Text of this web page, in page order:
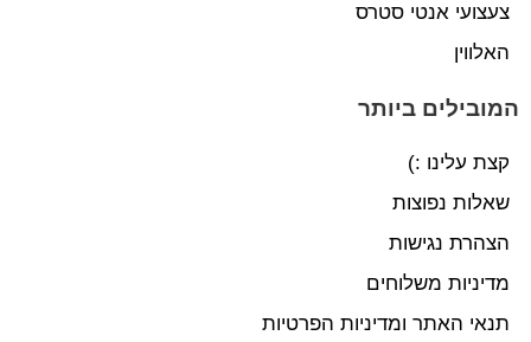
צעצועי אנטי סטרס
האלווין
המובילים ביותר
קצת עלינו :)
שאלות נפוצות
הצהרת נגישות
מדיניות משלוחים
תנאי האתר ומדיניות הפרטיות